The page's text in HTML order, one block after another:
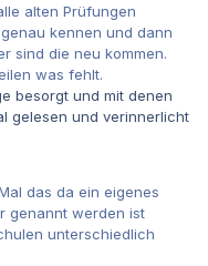
alten Prüfungen
kennen und dann
sind die neu kommen.
was fehlt.
besorgt und mit denen
gelesen und verinnerlicht
das da ein eigenes
genannt werden ist
unterschiedlich